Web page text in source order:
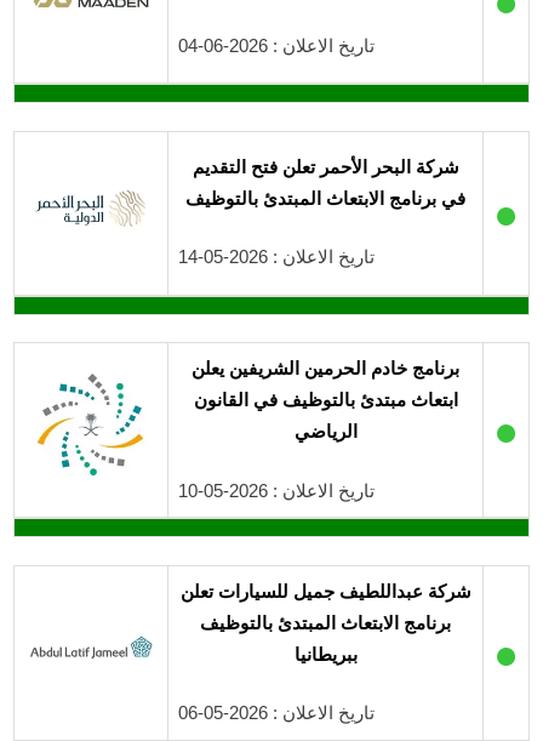
تاريخ الاعلان : 2026-06-04
●
شركة البحر الأحمر تعلن فتح التقديم
في برنامج الابتعاث المبتدئ بالتوظيف
تاريخ الاعلان : 2026-05-14
●
برنامج خادم الحرمين الشريفين يعلن
ابتعاث مبتدئ بالتوظيف في القانون
الرياضي
تاريخ الاعلان : 2026-05-10
●
شركة عبداللطيف جميل للسيارات تعلن
برنامج الابتعاث المبتدئ بالتوظيف
ببريطانيا
تاريخ الاعلان : 2026-05-06